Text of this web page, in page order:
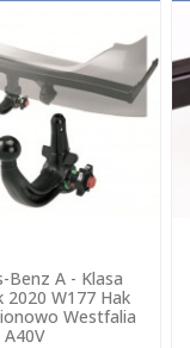
Benz A - Klasa
2020 W177 Hak
Westfalia
A40V